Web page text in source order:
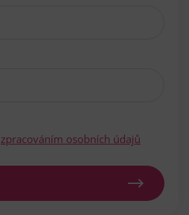
zpracováním osobních údajů